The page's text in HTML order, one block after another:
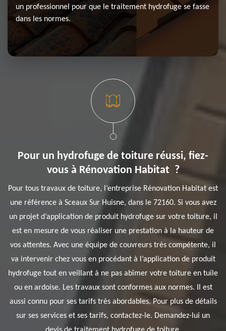
un professionnel pour que le traitement hydrofuge se fasse
dans les normes.
Pour un hydrofuge de toiture réussi, fiez-
vous à Rénovation Habitat ?
Pour tous travaux de toiture, l’entreprise Rénovation Habitat est
une référence à Sceaux Sur Huisne, dans le 72160. Si vous avez
un projet d’application de produit hydrofuge sur votre toiture, il
est en mesure de vous réaliser une prestation à la hauteur de
vos attentes. Avec une équipe de couvreurs très compétente, il
va intervenir chez vous en procédant à l’application de produit
hydrofuge tout en veillant à ne pas abîmer votre toiture en tuile
ou en ardoise. Les travaux sont conformes aux normes. Il est
aussi connu pour ses tarifs très abordables. Pour plus de détails
sur ses services et ses tarifs, contactez-le. Demandez-lui un